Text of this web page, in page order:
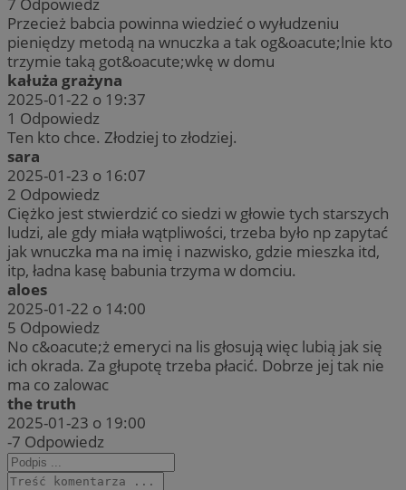
Przecież babcia powinna wiedzieć o wyłudzeniu
pieniędzy metodą na wnuczka a tak og&oacute;lnie kto
trzymie taką got&oacute;wkę w domu
kałuża grażyna
2025-01-22 o 19:37
1 Odpowiedz
Ten kto chce. Złodziej to złodziej.
sara
2025-01-23 o 16:07
2 Odpowiedz
Ciężko jest stwierdzić co siedzi w głowie tych starszych
ludzi, ale gdy miała wątpliwości, trzeba było np zapytać
jak wnuczka ma na imię i nazwisko, gdzie mieszka itd,
itp, ładna kasę babunia trzyma w domciu.
aloes
2025-01-22 o 14:00
5 Odpowiedz
No c&oacute;ż emeryci na lis głosują więc lubią jak się
ich okrada. Za głupotę trzeba płacić. Dobrze jej tak nie
ma co zalowac
the truth
2025-01-23 o 19:00
-7 Odpowiedz